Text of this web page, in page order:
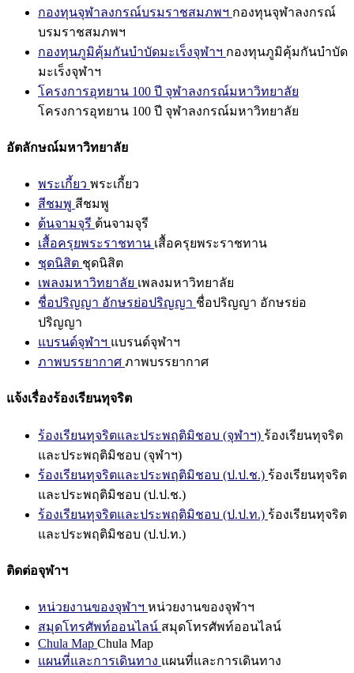
กองทุนจุฬาลงกรณ์บรมราชสมภพฯ กองทุนจุฬาลงกรณ์
บรมราชสมภพฯ
กองทุนภูมิคุ้มกันบำบัดมะเร็งจุฬาฯ กองทุนภูมิคุ้มกันบำบัด
มะเร็งจุฬาฯ
โครงการอุทยาน 100 ปี จุฬาลงกรณ์มหาวิทยาลัย
โครงการอุทยาน 100 ปี จุฬาลงกรณ์มหาวิทยาลัย
อัตลักษณ์มหาวิทยาลัย
พระเกี้ยว พระเกี้ยว
สีชมพู สีชมพู
ต้นจามจุรี ต้นจามจุรี
เสื้อครุยพระราชทาน เสื้อครุยพระราชทาน
ชุดนิสิต ชุดนิสิต
เพลงมหาวิทยาลัย เพลงมหาวิทยาลัย
ชื่อปริญญา อักษรย่อปริญญา ชื่อปริญญา อักษรย่อ
ปริญญา
แบรนด์จุฬาฯ แบรนด์จุฬาฯ
ภาพบรรยากาศ ภาพบรรยากาศ
แจ้งเรื่องร้องเรียนทุจริต
ร้องเรียนทุจริตและประพฤติมิชอบ (จุฬาฯ) ร้องเรียนทุจริต
และประพฤติมิชอบ (จุฬาฯ)
ร้องเรียนทุจริตและประพฤติมิชอบ (ป.ป.ช.) ร้องเรียนทุจริต
และประพฤติมิชอบ (ป.ป.ช.)
ร้องเรียนทุจริตและประพฤติมิชอบ (ป.ป.ท.) ร้องเรียนทุจริต
และประพฤติมิชอบ (ป.ป.ท.)
ติดต่อจุฬาฯ
หน่วยงานของจุฬาฯ หน่วยงานของจุฬาฯ
สมุดโทรศัพท์ออนไลน์ สมุดโทรศัพท์ออนไลน์
Chula Map Chula Map
แผนที่และการเดินทาง แผนที่และการเดินทาง